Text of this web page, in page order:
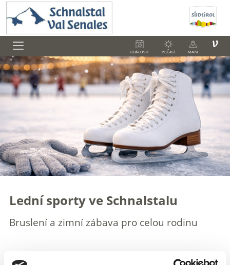
UDÁLOSTI POČASÍ MAPA
V
Lední sporty ve Schnalstalu
Bruslení a zimní zábava pro celou rodinu
Bruslení